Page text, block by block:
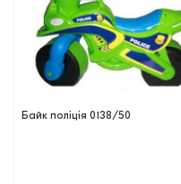
Байк поліція 0138/50